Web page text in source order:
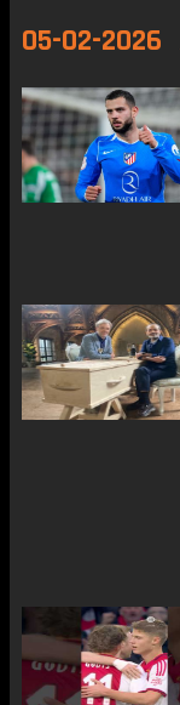
05-02-2026